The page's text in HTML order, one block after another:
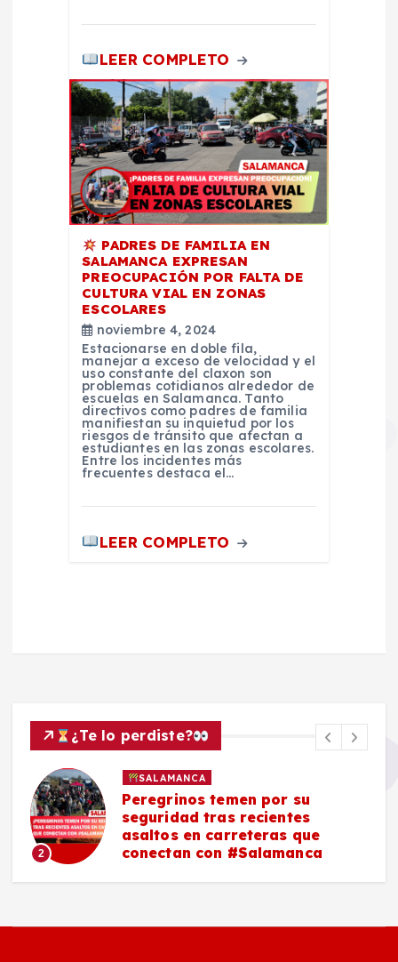
LEER COMPLETO
PADRES DE FAMILIA EN
SALAMANCA EXPRESAN
PREOCUPACIÓN POR FALTA DE
CULTURA VIAL EN ZONAS
ESCOLARES
noviembre 4, 2024
Estacionarse en doble fila,
manejar a exceso de velocidad y el
uso constante del claxon son
problemas cotidianos alrededor de
escuelas en Salamanca. Tanto
directivos como padres de familia
manifiestan su inquietud por los
riesgos de tránsito que afectan a
estudiantes en las zonas escolares.
Entre los incidentes más
frecuentes destaca el…
LEER COMPLETO
¿Te lo perdiste?
2
SALAMANCA
Peregrinos temen por su
seguridad tras recientes
asaltos en carreteras que
conectan con #Salamanca